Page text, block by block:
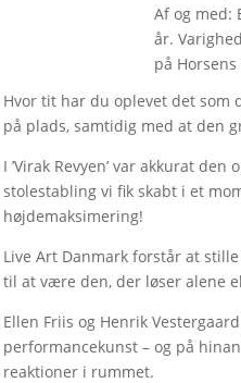
Af og med:
år.
på
Hvor tit har du oplevet det som
på plads, samtidig med at den
I ’Virak Revyen’ var akkurat
stolestabling vi fik skabt i et
højdemaksimering!
Live Art Danmark forstår at
til at være den, der løser alene
Ellen Friis og Henrik
performancekunst – og på
reaktioner i rummet.